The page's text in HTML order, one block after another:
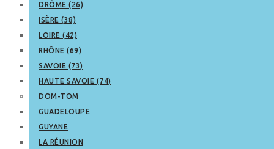
DRÔME (26)
ISÈRE (38)
LOIRE (42)
RHÔNE (69)
SAVOIE (73)
HAUTE SAVOIE (74)
DOM-TOM
GUADELOUPE
GUYANE
LA RÉUNION